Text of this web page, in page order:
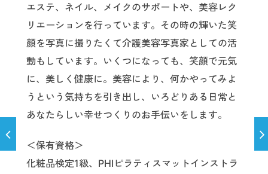
エステ、ネイル、メイクのサポートや、美容レク
リエーションを行っています。その時の輝いた笑
顔を写真に撮りたくて介護美容写真家としての活
動もしています。いくつになっても、笑顔で元気
に、美しく健康に。美容により、何かやってみよ
うという気持ちを引き出し、いろどりある日常と
あなたらしい幸せつくりのお手伝いをします。
＜保有資格＞
化粧品検定1級、PHIピラティスマットインストラ